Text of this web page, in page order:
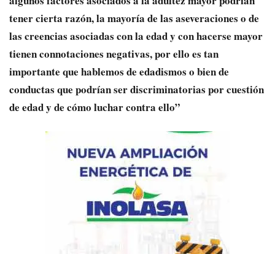
tener cierta razón, la mayoría de las aseveraciones o de
las creencias asociadas con la edad y con hacerse mayor
tienen connotaciones negativas, por ello es tan
importante que hablemos de edadismos o bien de
conductas que podrían ser discriminatorias por cuestión
de edad y de cómo luchar contra ello”